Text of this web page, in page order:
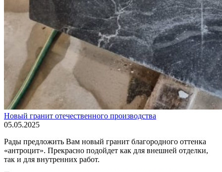
Новый гранит отечественного производства
05.05.2025
Рады предложить Вам новый гранит благородного оттенка
«антроцит». Прекрасно подойдет как для внешней отделки,
так и для внутренних работ.